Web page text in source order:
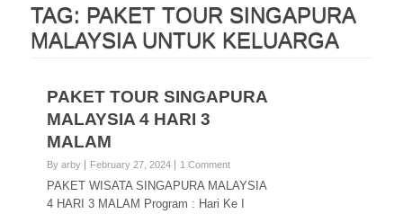
TAG: PAKET TOUR SINGAPURA
MALAYSIA UNTUK KELUARGA
PAKET TOUR SINGAPURA
MALAYSIA 4 HARI 3
MALAM
By arby February 27, 2024 1 Comment
PAKET WISATA SINGAPURA MALAYSIA
4 HARI 3 MALAM Program : Hari Ke I